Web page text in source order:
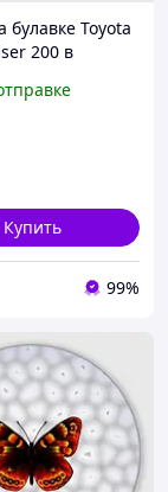
булавке Toyota
200 в
(58 мм)
Купить
99%